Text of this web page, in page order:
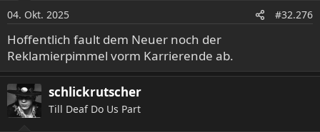
o
n
e
n
:
04. Okt. 2025 #32.276
Hoffentlich fault dem Neuer noch der
Reklamierpimmel vorm Karrierende ab.
schlickrutscher
Till Deaf Do Us Part